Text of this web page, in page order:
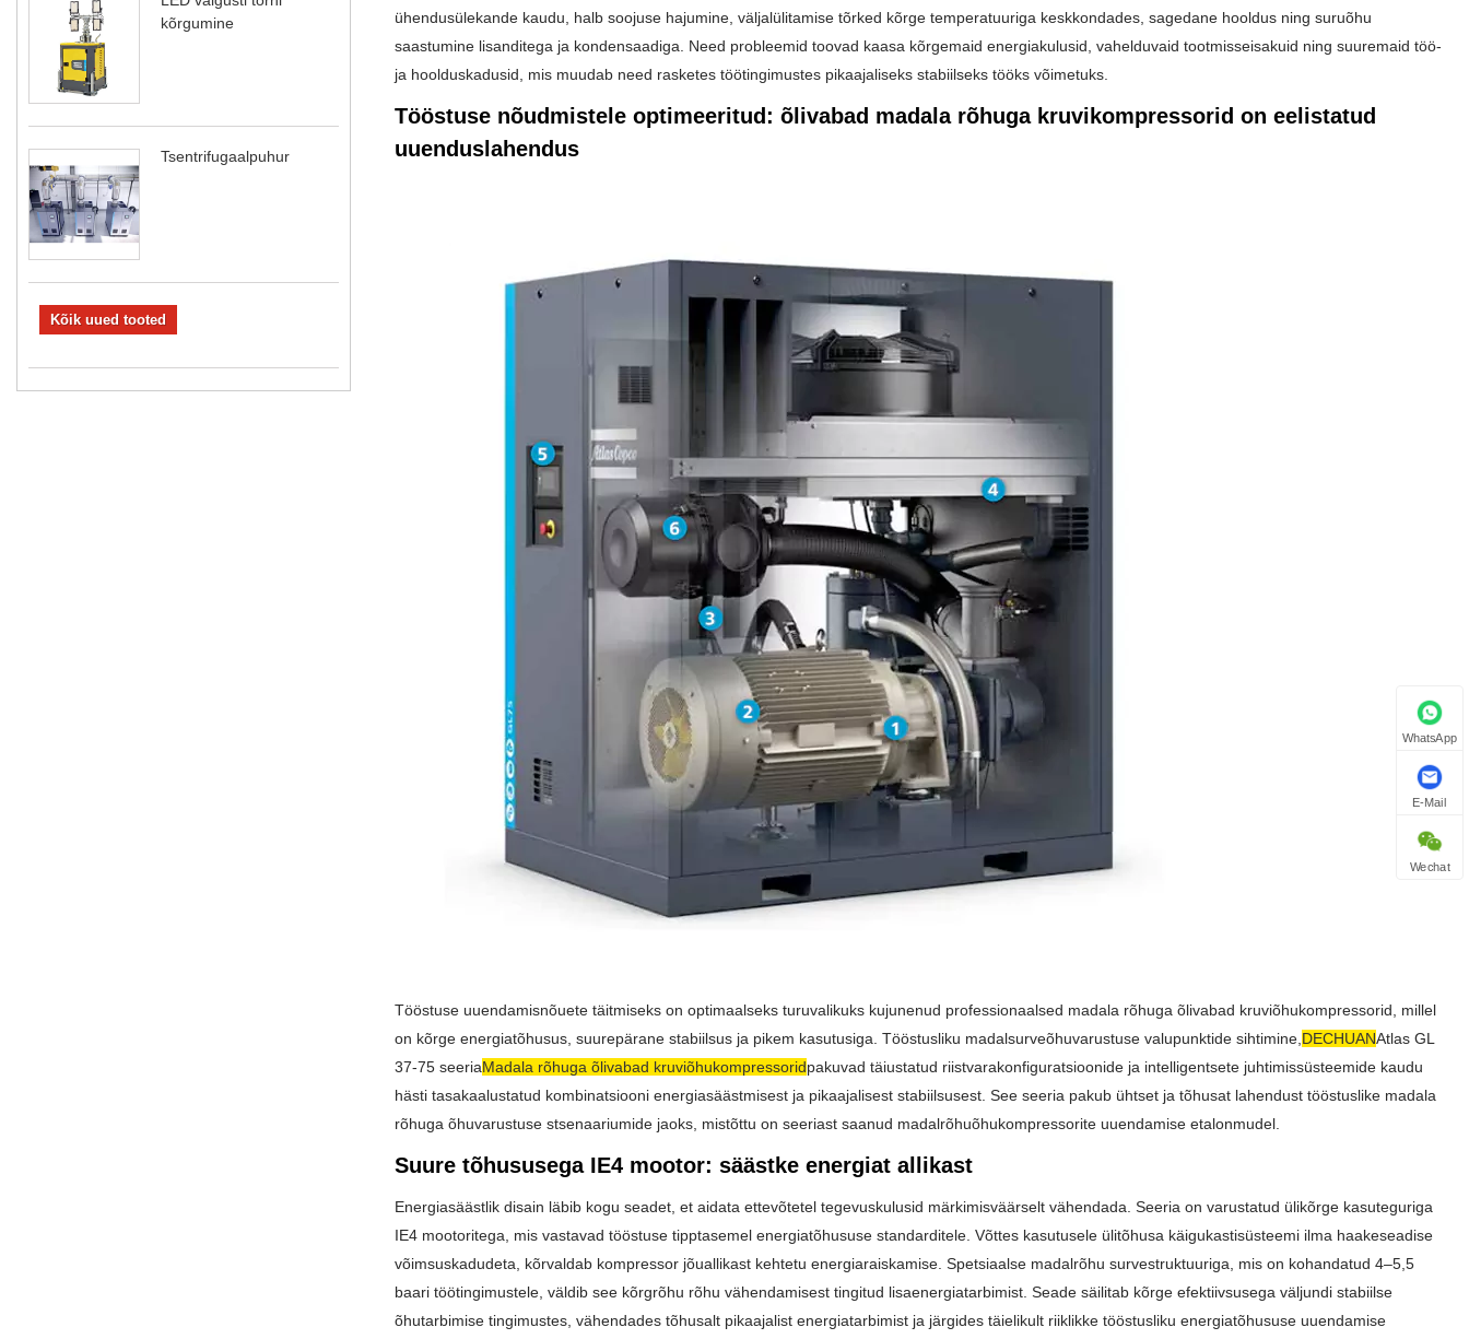
kõrgumine
Tsentrifugaalpuhur
Kõik uued tooted
ühendusülekande kaudu, halb soojuse hajumine, väljalülitamise tõrked kõrge temperatuuriga keskkondades, sagedane hooldus ning suruõhu
saastumine lisanditega ja kondensaadiga. Need probleemid toovad kaasa kõrgemaid energiakulusid, vahelduvaid tootmisseisakuid ning suuremaid töö-
ja hoolduskadusid, mis muudab need rasketes töötingimustes pikaajaliseks stabiilseks tööks võimetuks.
Tööstuse nõudmistele optimeeritud: õlivabad madala rõhuga kruvikompressorid on eelistatud
uuenduslahendus
Tööstuse uuendamisnõuete täitmiseks on optimaalseks turuvalikuks kujunenud professionaalsed madala rõhuga õlivabad kruviõhukompressorid, millel
on kõrge energiatõhusus, suurepärane stabiilsus ja pikem kasutusiga. Tööstusliku madalsurveõhuvarustuse valupunktide sihtimine, DECHUANAtlas GL
37-75 seeriaMadala rõhuga õlivabad kruviõhukompressoridpakuvad täiustatud riistvarakonfiguratsioonide ja intelligentsete juhtimissüsteemide kaudu
hästi tasakaalustatud kombinatsiooni energiasäästmisest ja pikaajalisest stabiilsusest. See seeria pakub ühtset ja tõhusat lahendust tööstuslike madala
rõhuga õhuvarustuse stsenaariumide jaoks, mistõttu on seeriast saanud madalrõhuõhukompressorite uuendamise etalonmudel.
Suure tõhususega IE4 mootor: säästke energiat allikast
Energiasäästlik disain läbib kogu seadet, et aidata ettevõtetel tegevuskulusid märkimisväärselt vähendada. Seeria on varustatud ülikõrge kasuteguriga
IE4 mootoritega, mis vastavad tööstuse tipptasemel energiatõhususe standarditele. Võttes kasutusele ülitõhusa käigukastisüsteemi ilma haakeseadise
võimsuskadudeta, kõrvaldab kompressor jõuallikast kehtetu energiaraiskamise. Spetsiaalse madalrõhu survestruktuuriga, mis on kohandatud 4–5,5
baari töötingimustele, väldib see kõrgrõhu rõhu vähendamisest tingitud lisaenergiatarbimist. Seade säilitab kõrge efektiivsusega väljundi stabiilse
õhutarbimise tingimustes, vähendades tõhusalt pikaajalist energiatarbimist ja järgides täielikult riiklikke tööstusliku energiatõhususe uuendamise
WhatsApp
E-Mail
Wechat